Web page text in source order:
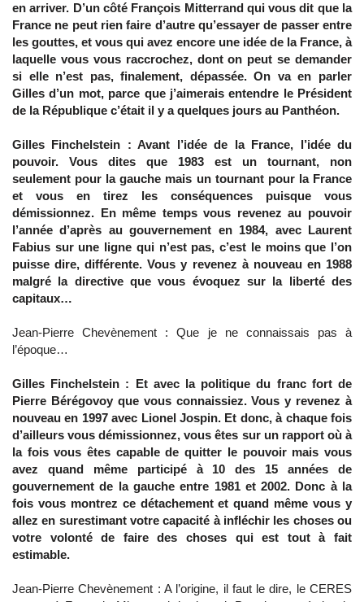
en arriver. D’un côté François Mitterrand qui vous dit que la
France ne peut rien faire d’autre qu’essayer de passer entre
les gouttes, et vous qui avez encore une idée de la France, à
laquelle vous vous raccrochez, dont on peut se demander
si elle n’est pas, finalement, dépassée. On va en parler
Gilles d’un mot, parce que j’aimerais entendre le Président
de la République c’était il y a quelques jours au Panthéon.
Gilles Finchelstein : Avant l’idée de la France, l’idée du
pouvoir. Vous dites que 1983 est un tournant, non
seulement pour la gauche mais un tournant pour la France
et vous en tirez les conséquences puisque vous
démissionnez. En même temps vous revenez au pouvoir
l’année d’après au gouvernement en 1984, avec Laurent
Fabius sur une ligne qui n’est pas, c’est le moins que l’on
puisse dire, différente. Vous y revenez à nouveau en 1988
malgré la directive que vous évoquez sur la liberté des
capitaux…
Jean-Pierre Chevènement : Que je ne connaissais pas à
l’époque…
Gilles Finchelstein : Et avec la politique du franc fort de
Pierre Bérégovoy que vous connaissiez. Vous y revenez à
nouveau en 1997 avec Lionel Jospin. Et donc, à chaque fois
d’ailleurs vous démissionnez, vous êtes sur un rapport où à
la fois vous êtes capable de quitter le pouvoir mais vous
avez quand même participé à 10 des 15 années de
gouvernement de la gauche entre 1981 et 2002. Donc à la
fois vous montrez ce détachement et quand même vous y
allez en surestimant votre capacité à infléchir les choses ou
votre volonté de faire des choses qui est tout à fait
estimable.
Jean-Pierre Chevènement : A l’origine, il faut le dire, le CERES